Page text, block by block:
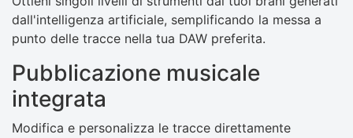
dall'intelligenza artificiale, semplificando la messa a
punto delle tracce nella tua DAW preferita.
Pubblicazione musicale
integrata
Modifica e personalizza le tracce direttamente